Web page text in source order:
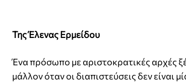
Της Έλενας Ερμείδου
Ένα πρόσωπο με αριστοκρατικές αρχές
μάλλον όταν οι διαπιστεύσεις δεν είναι